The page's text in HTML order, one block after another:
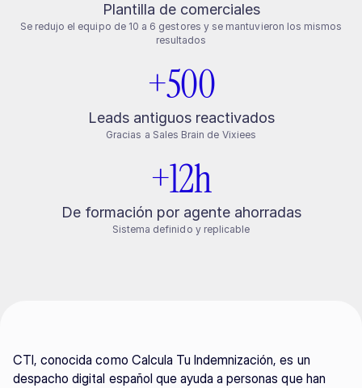
Plantilla de comerciales
Se redujo el equipo de 10 a 6 gestores y se mantuvieron los mismos
resultados
+500
Leads antiguos reactivados
Gracias a Sales Brain de Vixiees
+12h
De formación por agente ahorradas
Sistema definido y replicable
CTI, conocida como Calcula Tu Indemnización, es un
despacho digital español que ayuda a personas que han